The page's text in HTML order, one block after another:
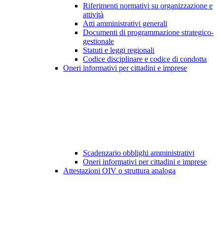
Riferimenti normativi su organizzazione e
attività
Atti amministrativi generali
Documenti di programmazione strategico-
gestionale
Statuti e leggi regionali
Codice disciplinare e codice di condotta
Oneri informativi per cittadini e imprese
Scadenzario obblighi amministrativi
Oneri informativi per cittadini e imprese
Attestazioni OIV o struttura analoga